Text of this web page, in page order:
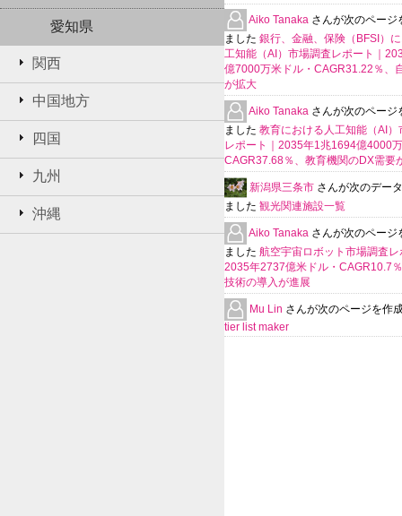
愛知県
関西
中国地方
四国
九州
沖縄
Aiko Tanaka さんが次のページ
ました 銀行、金融、保険（BFSI）
工知能（AI）市場調査レポート｜
億7000万米ドル・CAGR31.22％、
が拡大
Aiko Tanaka さんが次のページ
ました 教育における人工知能（AI）
レポート｜2035年1兆1694億4000
CAGR37.68％、教育機関のDX需要
新潟県三条市 さんが次のデー
ました 観光関連施設一覧
Aiko Tanaka さんが次のページ
ました 航空宇宙ロボット市場調査レ
2035年2737億米ドル・CAGR10.7
技術の導入が進展
Mu Lin さんが次のページを作
tier list maker